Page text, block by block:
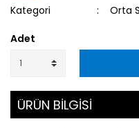
Kategori Orta
Adet
ÜRÜN BİLGİSİ